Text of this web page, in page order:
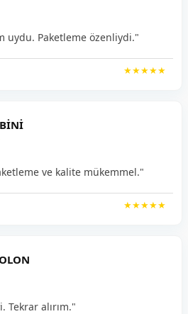
uydu. Paketleme özenliydi."
★★★★★
ve kalite mükemmel."
★★★★★
Tekrar alırım."